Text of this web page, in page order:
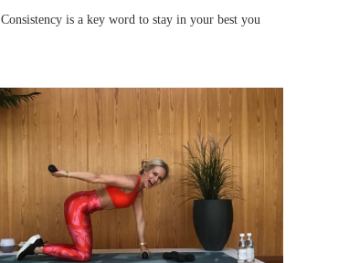
Consistency is a key word to stay in your best you